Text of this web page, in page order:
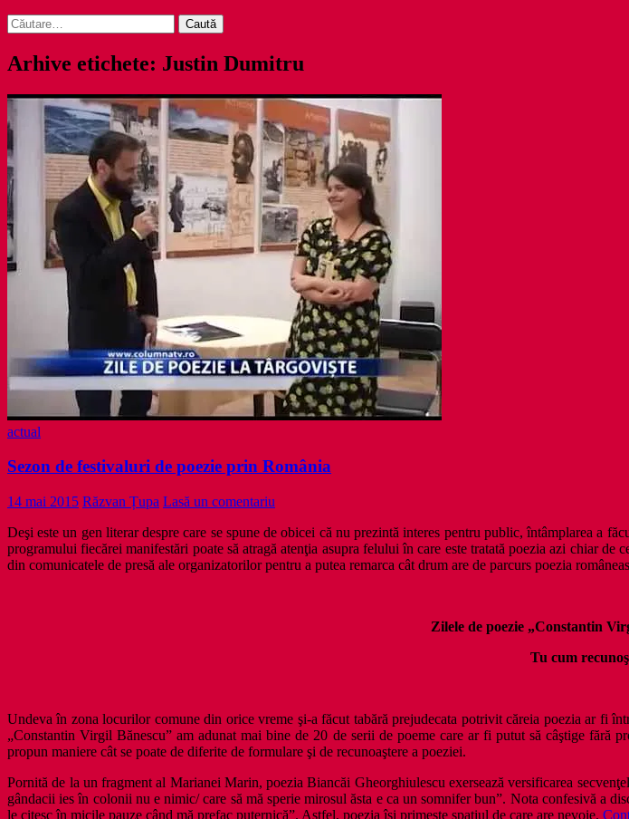
Caută
după:
Arhive etichete: Justin Dumitru
actual
Sezon de festivaluri de poezie prin România
14 mai 2015 Răzvan Țupa Lasă un comentariu
Deşi este un gen literar despre care se spune de obicei că nu prezintă interes pentru public, întâmplarea a
programului fiecărei manifestări poate să atragă atenţia asupra felului în care este tratată poezia azi chiar
din comunicatele de presă ale organizatorilor pentru a putea remarca cât drum are de parcurs poezia
Zilele de poezie „Constantin
Tu cum
Undeva în zona locurilor comune din orice vreme şi-a făcut tabără prejudecata potrivit căreia poezia ar fi
„Constantin Virgil Bănescu” am adunat mai bine de 20 de serii de poeme care ar fi putut să câştige
propun maniere cât se poate de diferite de formulare şi de recunoaştere a poeziei.
Pornită de la un fragment al Marianei Marin, poezia Biancăi Gheorghiulescu exersează versificarea
gândacii ies în colonii nu e nimic/ care să mă sperie mirosul ăsta e ca un somnifer bun”. Nota confesivă a
le citesc în micile pauze când mă prefac puternică”. Astfel, poezia îşi primeşte spaţiul de care are nevoie.